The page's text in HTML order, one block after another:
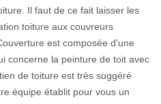
Il faut de ce fait laisser les
toiture aux couvreurs
est composée d'une
concerne la peinture de toit avec
de toiture est très suggéré
équipe établit pour vous un